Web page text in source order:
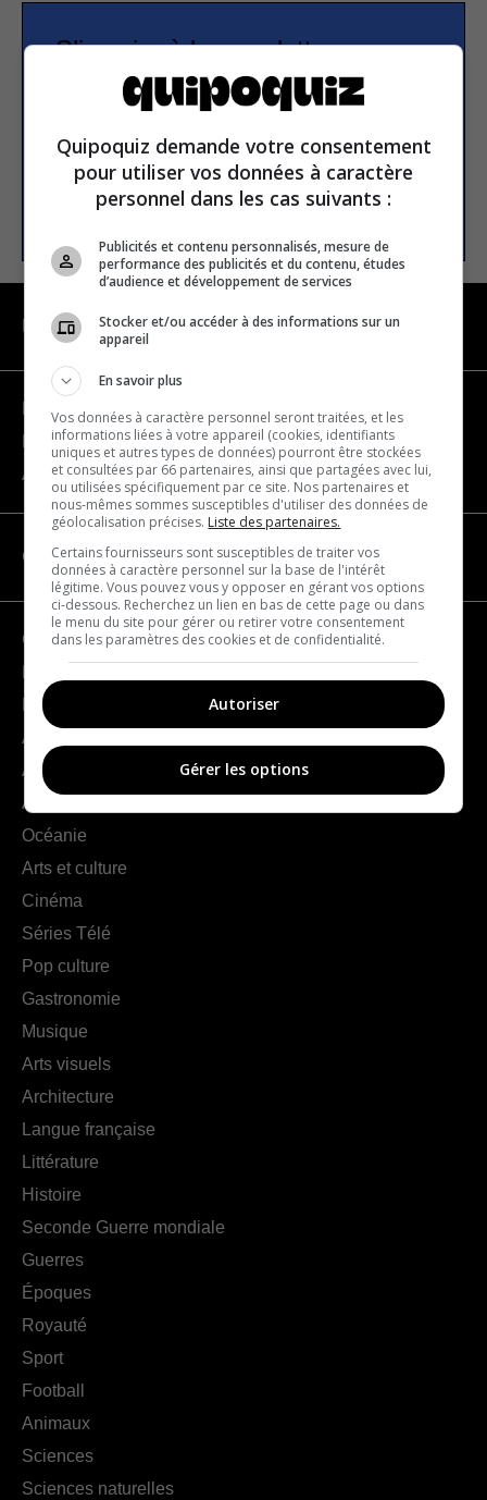
S’inscrire à la newsletter
S’INSCRIRE
NAVIGATION
Devenir partenaire
Nous joindre
À propos
CATÉGORIES
Géographie
Europe
Amériques
Asie
Afrique
Océanie
Arts et culture
Cinéma
Séries Télé
Pop culture
Gastronomie
Musique
Arts visuels
Architecture
Langue française
Littérature
Histoire
Seconde Guerre mondiale
Guerres
Époques
Royauté
Sport
Football
Animaux
Sciences
Sciences naturelles
Quipoquiz demande votre consentement
pour utiliser vos données à caractère
personnel dans les cas suivants :
Publicités et contenu personnalisés, mesure de
performance des publicités et du contenu, études
d’audience et développement de services
Stocker et/ou accéder à des informations sur un
appareil
En savoir plus
Vos données à caractère personnel seront traitées, et les
informations liées à votre appareil (cookies, identifiants
uniques et autres types de données) pourront être stockées
et consultées par 66 partenaires, ainsi que partagées avec lui,
ou utilisées spécifiquement par ce site. Nos partenaires et
nous-mêmes sommes susceptibles d'utiliser des données de
géolocalisation précises. Liste des partenaires.
Certains fournisseurs sont susceptibles de traiter vos
données à caractère personnel sur la base de l'intérêt
légitime. Vous pouvez vous y opposer en gérant vos options
ci-dessous. Recherchez un lien en bas de cette page ou dans
le menu du site pour gérer ou retirer votre consentement
dans les paramètres des cookies et de confidentialité.
Autoriser
Gérer les options